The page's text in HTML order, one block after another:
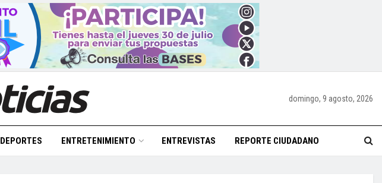
domingo, 9 agosto, 2026
DEPORTES ENTRETENIMIENTO ENTREVISTAS REPORTE CIUDADANO